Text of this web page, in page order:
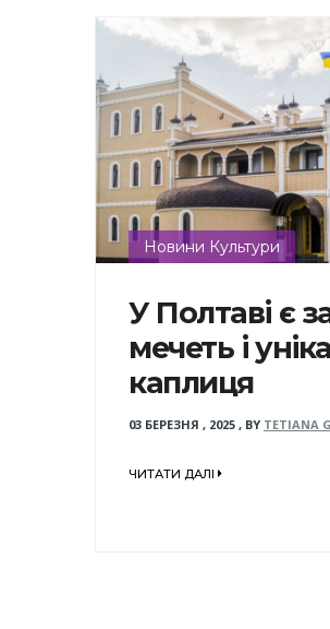
Новини Культури
У Полтаві є
мечеть і
каплиця
03 БЕРЕЗНЯ , 2025 , BY TETIANA
ЧИТАТИ ДАЛІ